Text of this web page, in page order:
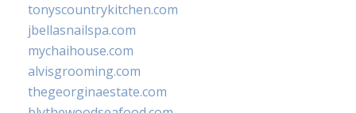
tonyscountrykitchen.com
jbellasnailspa.com
mychaihouse.com
alvisgrooming.com
thegeorginaestate.com